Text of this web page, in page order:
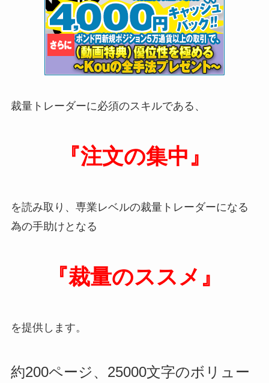
裁量トレーダーに必須のスキルである、
『注文の集中』
を読み取り、専業レベルの裁量トレーダーになる
為の手助けとなる
『裁量のススメ』
を提供します。
約200ページ、25000文字のボリュー